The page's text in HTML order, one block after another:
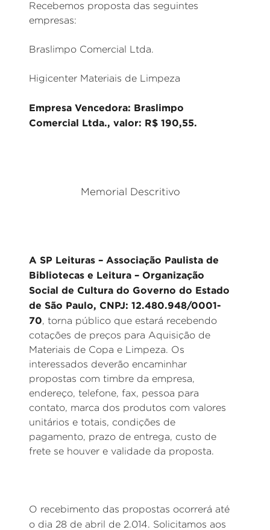
Recebemos proposta das seguintes
empresas:
Braslimpo Comercial Ltda.
Higicenter Materiais de Limpeza
Empresa Vencedora: Braslimpo
Comercial Ltda., valor: R$ 190,55.
Memorial Descritivo
A SP Leituras – Associação Paulista de
Bibliotecas e Leitura – Organização
Social de Cultura do Governo do Estado
de São Paulo, CNPJ: 12.480.948/0001-
70, torna público que estará recebendo
cotações de preços para Aquisição de
Materiais de Copa e Limpeza. Os
interessados deverão encaminhar
propostas com timbre da empresa,
endereço, telefone, fax, pessoa para
contato, marca dos produtos com valores
unitários e totais, condições de
pagamento, prazo de entrega, custo de
frete se houver e validade da proposta.
O recebimento das propostas ocorrerá até
o dia 28 de abril de 2.014. Solicitamos aos